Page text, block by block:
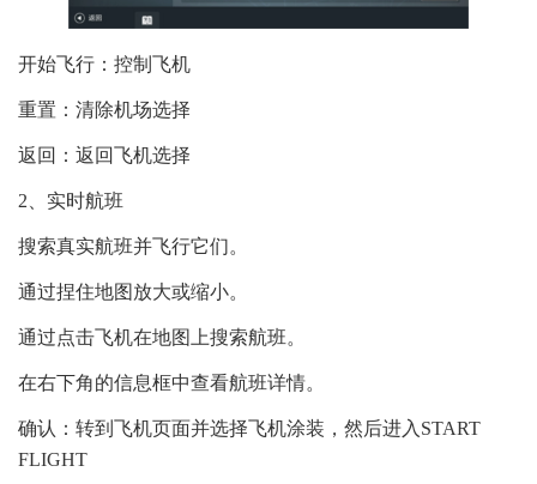
开始飞行：控制飞机
重置：清除机场选择
返回：返回飞机选择
2、实时航班
搜索真实航班并飞行它们。
通过捏住地图放大或缩小。
通过点击飞机在地图上搜索航班。
在右下角的信息框中查看航班详情。
确认：转到飞机页面并选择飞机涂装，然后进入START
FLIGHT